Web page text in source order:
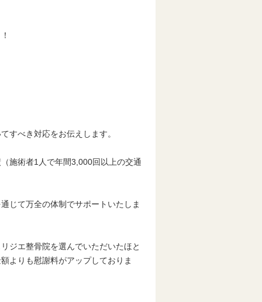
すべき対応をお伝えします。
施術者1人で年間3,000回以上の交通
じて万全の体制でサポートいたしま
ジエ整骨院を選んでいただいたほと
よりも慰謝料がアップしておりま